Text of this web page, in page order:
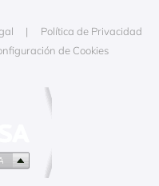
Política de Privacidad
de Cookies